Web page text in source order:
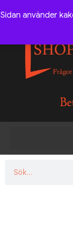
Sidan använder